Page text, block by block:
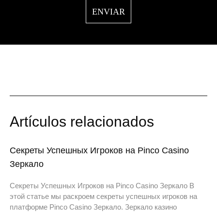
Artículos relacionados
Секреты Успешных Игроков на Pinco Casino
Зеркало
Секреты Успешных Игроков на Pinco Casino Зеркало В
этой статье мы раскроем секреты успешных игроков на
платформе Pinco Casino Зеркало. Зеркало казино